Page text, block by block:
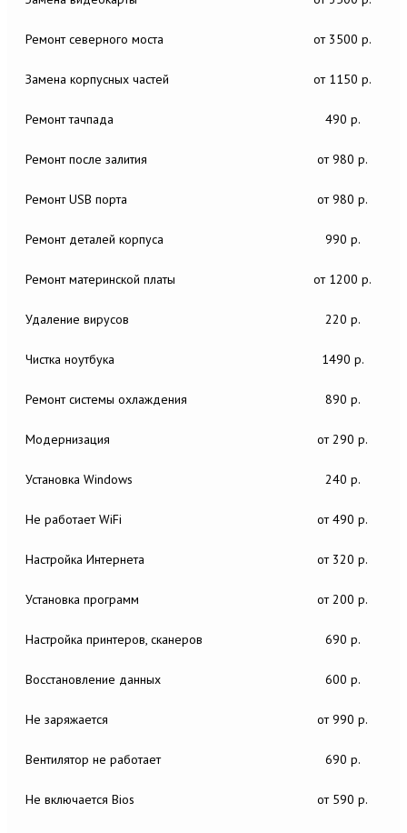
Ремонт северного моста от 3500 р.
Замена корпусных частей от 1150 р.
Ремонт тачпада 490 р.
Ремонт после залития от 980 р.
Ремонт USB порта от 980 р.
Ремонт деталей корпуса 990 р.
Ремонт материнской платы от 1200 р.
Удаление вирусов 220 р.
Чистка ноутбука 1490 р.
Ремонт системы охлаждения 890 р.
Модернизация от 290 р.
Установка Windows 240 р.
Не работает WiFi от 490 р.
Настройка Интернета от 320 р.
Установка программ от 200 р.
Настройка принтеров, сканеров 690 р.
Восстановление данных 600 р.
Не заряжается от 990 р.
Вентилятор не работает 690 р.
Не включается Bios от 590 р.